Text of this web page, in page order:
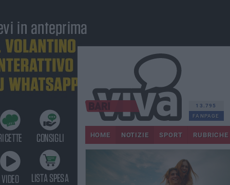
13.795
FANPAGE
HOME NOTIZIE SPORT RUBRICHE